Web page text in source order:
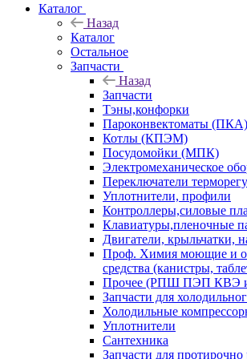
Каталог
Назад
Каталог
Остальное
Запчасти
Назад
Запчасти
Тэны,конфорки
Пароконвектоматы (ПКА)
Котлы (КПЭМ)
Посудомойки (МПК)
Электромеханическое
Переключатели
Уплотнители, профили
Контроллеры,силовые
Клавиатуры,пленочные
Двигатели, крыльчатки,
Проф. Химия моющие и
средства (канистры,
Прочее (РПШ ПЭП КВЭ и
Запчасти для
Холодильные
Уплотнители
Сантехника
Запчасти для протирочно